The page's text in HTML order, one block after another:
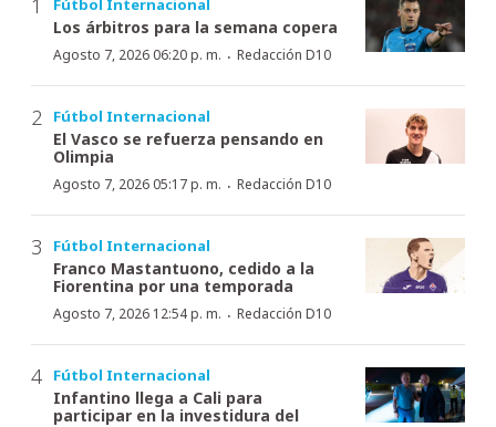
Fútbol Internacional
Los árbitros para la semana copera
Agosto 7, 2026 06:20 p. m. · Redacción D10
Fútbol Internacional
El Vasco se refuerza pensando en
Olimpia
Agosto 7, 2026 05:17 p. m. · Redacción D10
Fútbol Internacional
Franco Mastantuono, cedido a la
Fiorentina por una temporada
Agosto 7, 2026 12:54 p. m. · Redacción D10
Fútbol Internacional
Infantino llega a Cali para
participar en la investidura del